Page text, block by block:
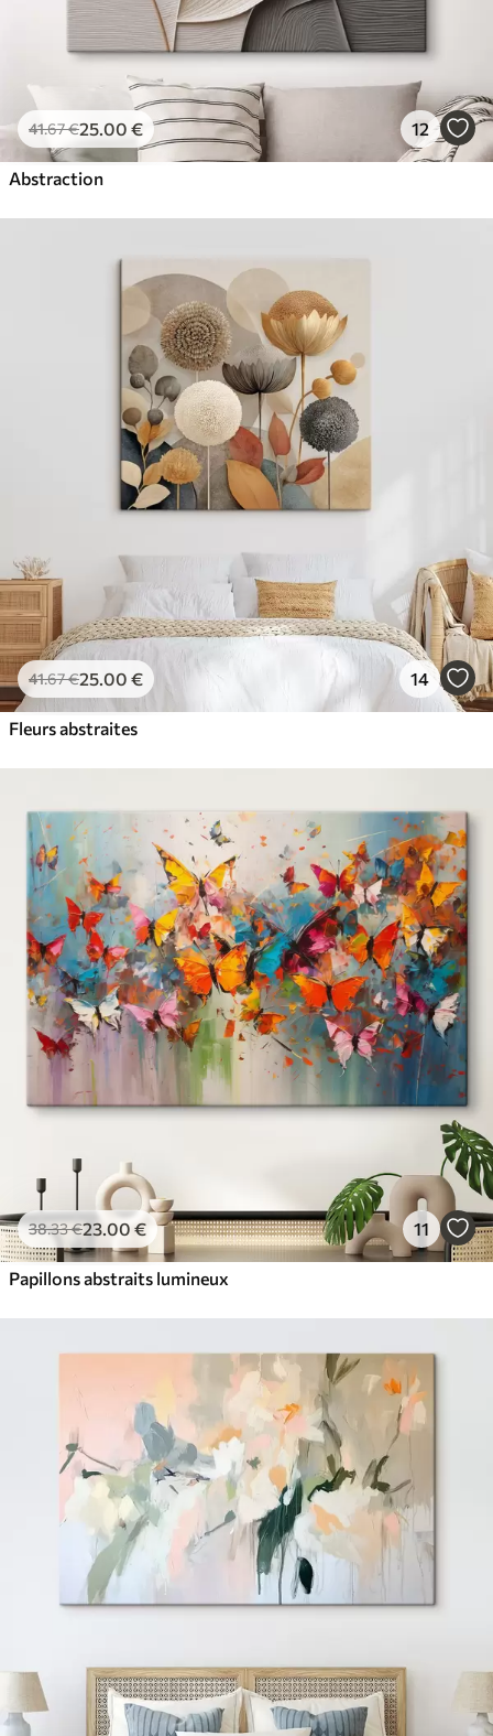
41.67€25.00 € 12
Abstraction
41.67€25.00 € 14
Fleurs abstraites
38.33€23.00 € 11
Papillons abstraits lumineux